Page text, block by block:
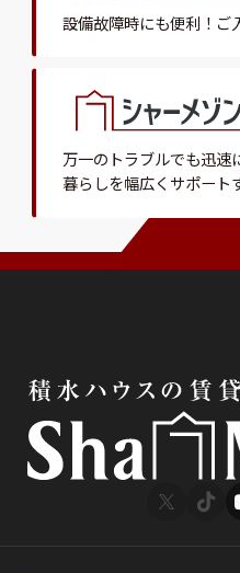
設備故障時にも便利！ ご
万一のトラブルでも迅速
暮らしを幅広くサポート